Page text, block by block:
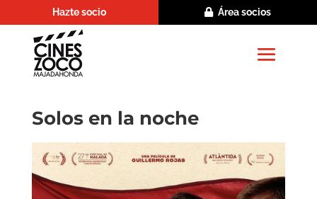
Hazte socio Área socios
Solos en la noche